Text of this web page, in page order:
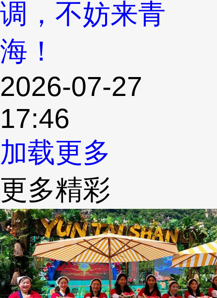
调，不妨来青
海！
2026-07-27
17:46
加载更多
更多精彩